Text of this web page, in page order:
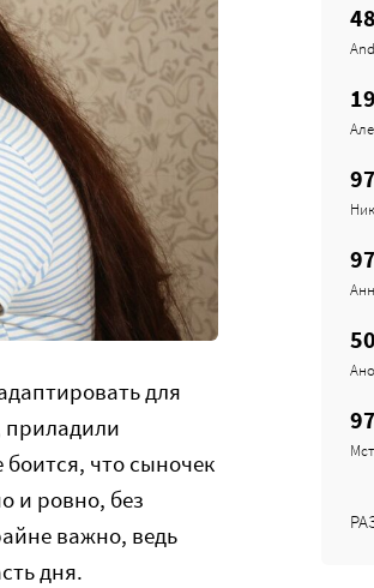
для
приладили
что сыночек
и ровно, без
важно, ведь
дня.